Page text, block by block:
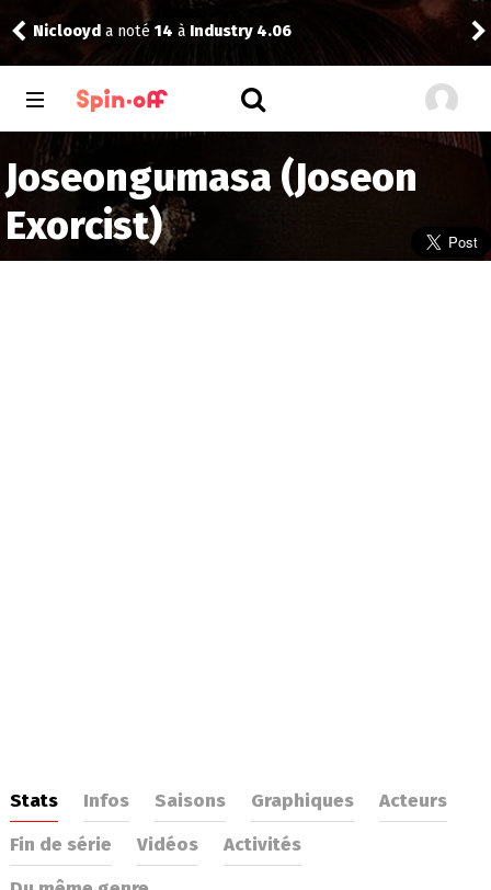
Reiseia noté13 àFuturama 14.02
Joseongumasa (Joseon
Exorcist)
Stats Infos Saisons Graphiques
Acteurs
Fin de série
Vidéos
Activités